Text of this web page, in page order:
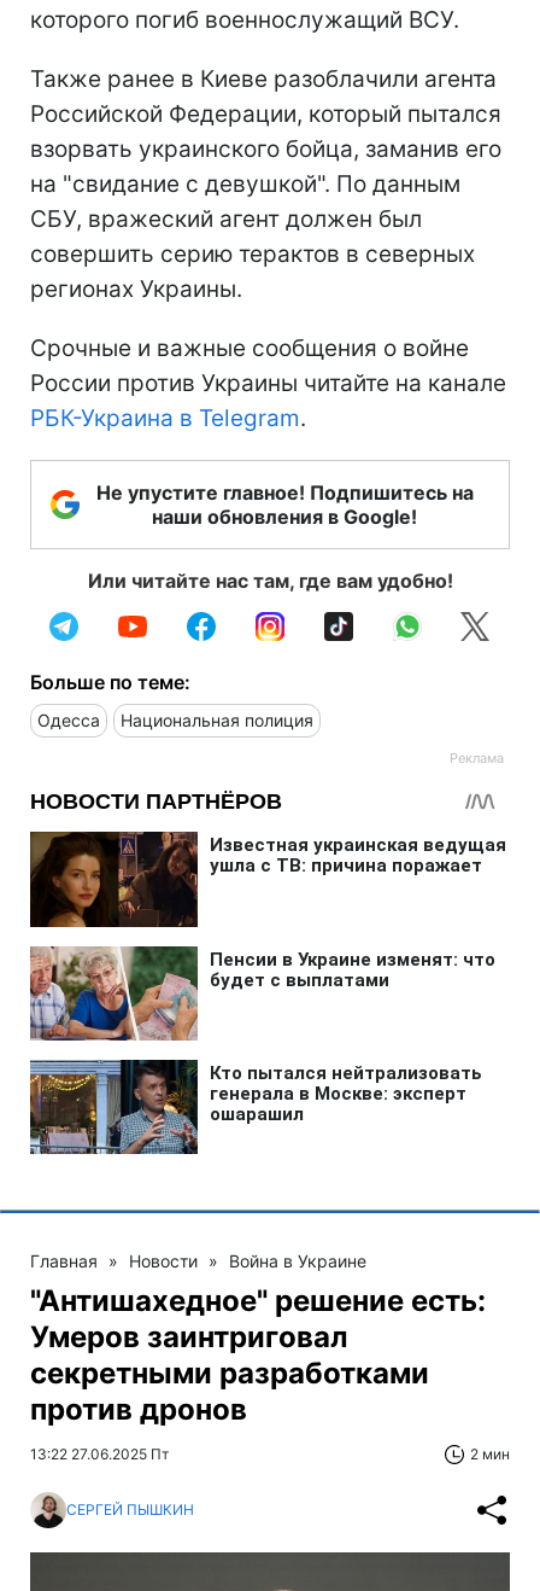
которого погиб военнослужащий ВСУ.
Также ранее в Киеве разоблачили агента
Российской Федерации, который пытался
взорвать украинского бойца, заманив его
на "свидание с девушкой". По данным
СБУ, вражеский агент должен был
совершить серию терактов в северных
регионах Украины.
Срочные и важные сообщения о войне
России против Украины читайте на канале
РБК-Украина в Telegram.
Не упустите главное! Подпишитесь на
наши обновления в Google!
Или читайте нас там, где вам удобно!
Больше по теме:
Одесса Национальная полиция
Главная » Новости » Война в Украине
"Антишахедное" решение есть:
Умеров заинтриговал
секретными разработками
против дронов
13:22 27.06.2025 Пт 2 мин
СЕРГЕЙ ПЫШКИН